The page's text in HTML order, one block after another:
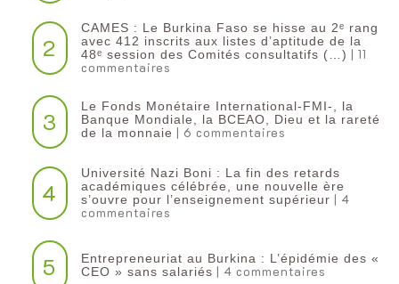
2
CAMES : Le Burkina Faso se hisse au 2ᵉ rang
avec 412 inscrits aux listes d’aptitude de la
48ᵉ session des Comités consultatifs (…) | 11
commentaires
3
Le Fonds Monétaire International-FMI-, la
Banque Mondiale, la BCEAO, Dieu et la rareté
de la monnaie | 6 commentaires
4
Université Nazi Boni : La fin des retards
académiques célébrée, une nouvelle ère
s’ouvre pour l’enseignement supérieur | 4
commentaires
5
Entrepreneuriat au Burkina : L’épidémie des «
CEO » sans salariés | 4 commentaires